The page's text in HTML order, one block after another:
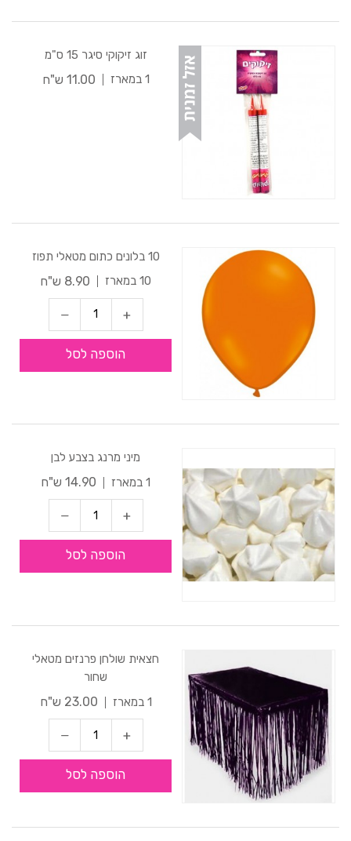
זוג זיקוקי סיגר 15 ס"מ
1 במארז
11.00 ש"ח
10 בלונים כתום מטאלי תפוז
10 במארז
8.90 ש"ח
הוספה לסל
מיני מרנג בצבע לבן
1 במארז
14.90 ש"ח
הוספה לסל
חצאית שולחן פרנזים מטאלי
שחור
1 במארז
23.00 ש"ח
הוספה לסל